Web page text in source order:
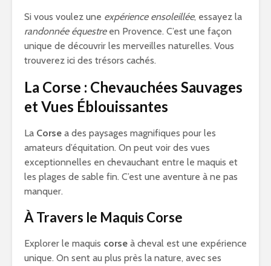
Si vous voulez une expérience ensoleillée, essayez la
randonnée équestreen Provence. C’est une façon
unique de découvrir les merveilles naturelles. Vous
trouverez ici des trésors cachés.
La Corse : Chevauchées Sauvages
et Vues Éblouissantes
La Corse a des paysages magnifiques pour les
amateurs d’équitation. On peut voir des vues
exceptionnelles en chevauchant entre le maquis et
les plages de sable fin. C’est une aventure à ne pas
manquer.
À Travers le Maquis Corse
Explorer le maquis corse à cheval est une expérience
unique. On sent au plus près la nature, avec ses